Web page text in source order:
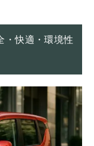
・快適・環境性